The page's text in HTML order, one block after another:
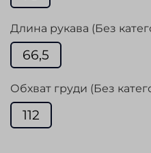
Длина рукава (Без
66,5
Обхват груди (Без
112